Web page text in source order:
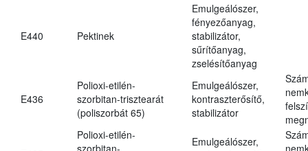
E440 Pektinek
Emulgeálószer,
fényezőanyag,
stabilizátor,
sűrítőanyag,
zselésítőanyag
E436
Polioxi-etilén-
szorbitan-trisztearát
(poliszorbát 65)
Emulgeálószer,
kontraszterősítő,
stabilizátor
Polioxi-etilén-
szorbitan-
Emulgeálószer,